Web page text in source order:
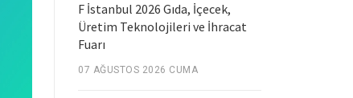
F İstanbul 2026 Gıda, İçecek,
Üretim Teknolojileri ve İhracat
Fuarı
07 AĞUSTOS 2026 CUMA